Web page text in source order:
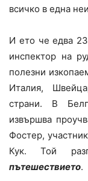
всичко в една
И ето че едва
инспектор на
полезни
Италия,
страни. В
извършва
Фостер,
Кук. Той
пътешествието.